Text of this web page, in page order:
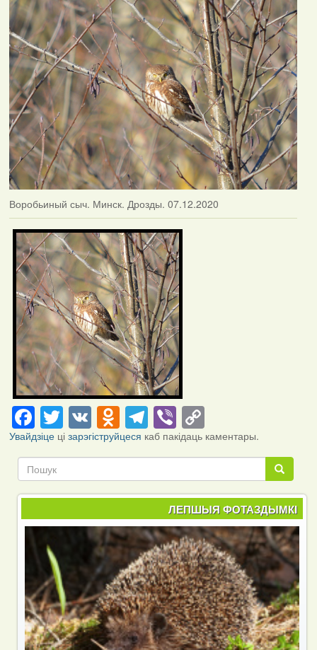
Воробьиный сыч. Минск. Дрозды. 07.12.2020
Фотаздымкі
Facebook
Twitter
VKOdnoklassniki
Telegram
ViberCopy
Link
Увайдзіцеці зарэгіструйцеся каб пакідаць каментары.
Пошук
Пошук
ЛЕПШЫЯ ФОТАЗДЫМКІ